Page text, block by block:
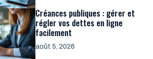
Créances publiques : gérer et
régler vos dettes en ligne
facilement
août 5, 2026